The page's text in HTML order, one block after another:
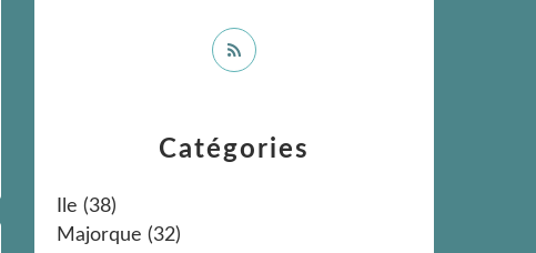
Catégories
Ile (38)
Majorque (32)